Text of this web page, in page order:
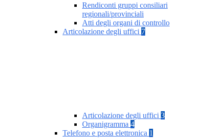
Rendiconti gruppi consiliari
regionali/provinciali
Atti degli organi di controllo
Articolazione degli uffici 7
Articolazione degli uffici 3
Organigramma 4
Telefono e posta elettronica 1